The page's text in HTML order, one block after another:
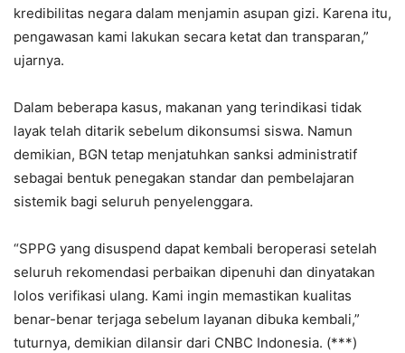
kredibilitas negara dalam menjamin asupan gizi. Karena itu,
pengawasan kami lakukan secara ketat dan transparan,”
ujarnya.
Dalam beberapa kasus, makanan yang terindikasi tidak
layak telah ditarik sebelum dikonsumsi siswa. Namun
demikian, BGN tetap menjatuhkan sanksi administratif
sebagai bentuk penegakan standar dan pembelajaran
sistemik bagi seluruh penyelenggara.
“SPPG yang disuspend dapat kembali beroperasi setelah
seluruh rekomendasi perbaikan dipenuhi dan dinyatakan
lolos verifikasi ulang. Kami ingin memastikan kualitas
benar-benar terjaga sebelum layanan dibuka kembali,”
tuturnya, demikian dilansir dari CNBC Indonesia. (***)